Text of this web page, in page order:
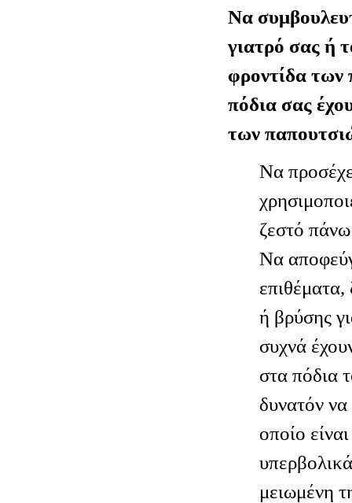
Να
γιατρό σας ή
φροντίδα των
πόδια σας
των
Να
ζεστό
Να
ή βρύσης
συχνά
στα πόδια
δυνατόν
οποίο
μειωμένη